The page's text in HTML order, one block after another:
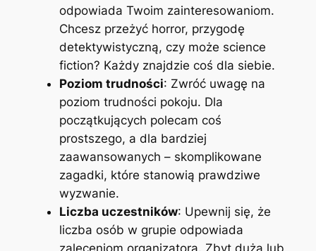
odpowiada Twoim zainteresowaniom.
Chcesz przeżyć horror, przygodę
detektywistyczną, czy może science
fiction? Każdy znajdzie coś dla siebie.
Poziom trudności: Zwróć uwagę na
poziom trudności pokoju. Dla
początkujących polecam coś
prostszego, a dla bardziej
zaawansowanych – skomplikowane
zagadki, które stanowią prawdziwe
wyzwanie.
Liczba uczestników: Upewnij się, że
liczba osób w grupie odpowiada
zaleceniom organizatora. Zbyt duża lub